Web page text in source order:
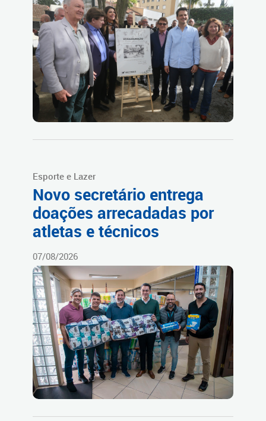
Esporte e Lazer
Novo secretário entrega
doações arrecadadas por
atletas e técnicos
07/08/2026